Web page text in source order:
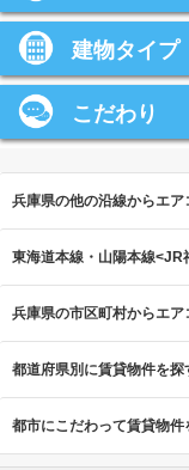
建物タイプ
こだわり
兵庫県の他の沿線からエ
東海道本線・山陽本線<JR
兵庫県の市区町村からエ
都道府県別に賃貸物件を探
都市にこだわって賃貸物件